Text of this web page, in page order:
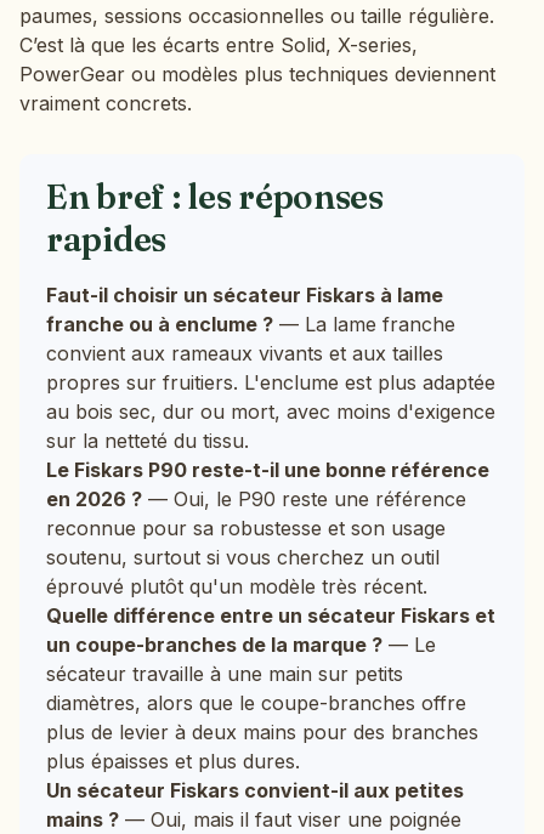
paumes, sessions occasionnelles ou taille régulière.
C’est là que les écarts entre Solid, X-series,
PowerGear ou modèles plus techniques deviennent
vraiment concrets.
En bref : les réponses
rapides
Faut-il choisir un sécateur Fiskars à lame
franche ou à enclume ? — La lame franche
convient aux rameaux vivants et aux tailles
propres sur fruitiers. L'enclume est plus adaptée
au bois sec, dur ou mort, avec moins d'exigence
sur la netteté du tissu.
Le Fiskars P90 reste-t-il une bonne référence
en 2026 ? — Oui, le P90 reste une référence
reconnue pour sa robustesse et son usage
soutenu, surtout si vous cherchez un outil
éprouvé plutôt qu'un modèle très récent.
Quelle différence entre un sécateur Fiskars et
un coupe-branches de la marque ? — Le
sécateur travaille à une main sur petits
diamètres, alors que le coupe-branches offre
plus de levier à deux mains pour des branches
plus épaisses et plus dures.
Un sécateur Fiskars convient-il aux petites
mains ? — Oui, mais il faut viser une poignée